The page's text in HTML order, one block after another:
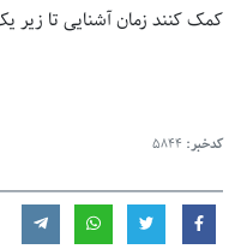
کمک کنند زمان آشنایی تا زیر
کدخبر: 5844